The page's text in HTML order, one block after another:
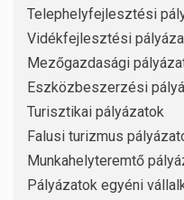
Telephelyfejlesztési
Vidékfejlesztési
Mezőgazdasági
Eszközbeszerzési
Turisztikai pályázatok
Falusi turizmus
Munkahelyteremtő
Pályázatok egyéni